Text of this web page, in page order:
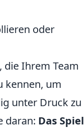
oder
, die Ihrem Team
kennen, um
unter Druck zu
daran: Das Spiel